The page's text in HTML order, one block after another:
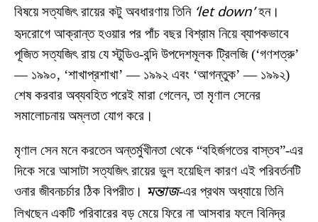
বিষয়ে সত্যজিৎ রায়ের কটু অবধারণায় তিনি ‘let down’হন।
হৃদরোগে আক্রান্ত হওয়ার পর পাঁচ বছর বিশ্রাম নিয়ে ব্যাপকভাবে
পূজিত সত্যজিৎ রায় যে স্টুডিও-বন্দি উপদেশমূলক ট্রিলজি (‘গণশত্রু’
— ১৯৯০, ‘শাখাপ্রশাখা’ — ১৯৯২ এবং ‘আগন্তুক’ — ১৯৯২)
শেষ করবার অব্যবহিত পরেই মারা গেলেন, তা মৃণাল সেনের
সমালোচনায় অম্লতা যোগ করে।
মৃণাল সেন মনে করতেন অন্তর্মুখীনতা থেকে “বহির্জগতের বাস্তব”-এর
দিকে সরে আসাটা সত্যজিৎ রায়ের ভুল হয়েছিল কারণ এই পরিবর্তনটি
ওনার জীবনচর্চার ঠিক বিপরীত। মন্তাজ-এর প্রথম অধ্যায়ে তিনি
লিখছেন একটি পরিবারের বড় মেয়ে ফিরে না আসবার ফলে বিনিদ্র